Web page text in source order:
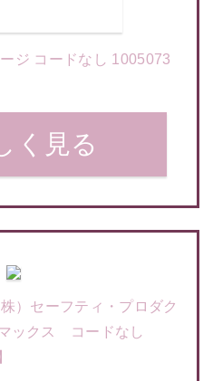
ジ コードなし 1005073
く見る
）セーフティ・プロダク
ックス コードなし